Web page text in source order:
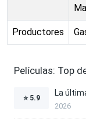
Productores
Películas: Top
⭐ 5.9
La
2026